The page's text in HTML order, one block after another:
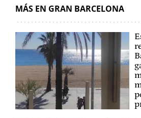
MÁS EN GRAN BARCELONA